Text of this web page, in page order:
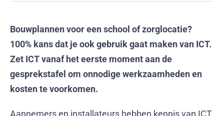
Bouwplannen voor een school of zorglocatie?
100% kans dat je ook gebruik gaat maken van ICT.
Zet ICT vanaf het eerste moment aan de
gesprekstafel om onnodige werkzaamheden en
kosten te voorkomen.
Aannemers en installateurs hebben kennis van ICT